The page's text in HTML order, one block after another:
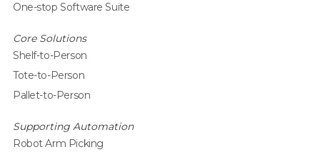
One-stop Software Suite
Core Solutions
Shelf-to-Person
Tote-to-Person
Pallet-to-Person
Supporting Automation
Robot Arm Picking